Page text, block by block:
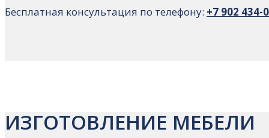
Бесплатная консультация по телефону: +7 902 434-
ИЗГОТОВЛЕНИЕ МЕБЕЛИ